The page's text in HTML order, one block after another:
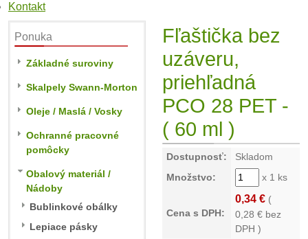
Kontakt
Ponuka
Základné suroviny
Skalpely Swann-Morton
Oleje / Maslá / Vosky
Ochranné pracovné
pomôcky
Obalový materiál /
Nádoby
Bublinkové obálky
Lepiace pásky
Fľaštička bez
uzáveru,
priehľadná
PCO 28 PET -
( 60 ml )
Dostupnosť:
Skladom
Množstvo:
x 1 ks
Cena s DPH:
0,34 € (
0,28 € bez
DPH )